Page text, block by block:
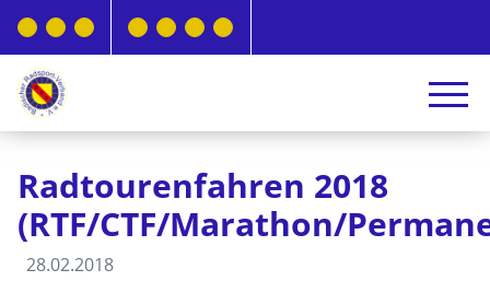
Radtourenfahren 2018
(RTF/CTF/Marathon/
28.02.2018